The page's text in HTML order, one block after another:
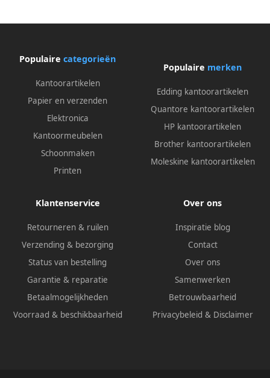
Populaire categorieën
Kantoorartikelen
Papier en verzenden
Elektronica
Kantoormeubelen
Schoonmaken
Printen
Populaire merken
Edding kantoorartikelen
Quantore kantoorartikelen
HP kantoorartikelen
Brother kantoorartikelen
Moleskine kantoorartikelen
Klantenservice
Retourneren & ruilen
Verzending & bezorging
Status van bestelling
Garantie & reparatie
Betaalmogelijkheden
Voorraad & beschikbaarheid
Over ons
Inspiratie blog
Contact
Over ons
Samenwerken
Betrouwbaarheid
Privacybeleid & Disclaimer